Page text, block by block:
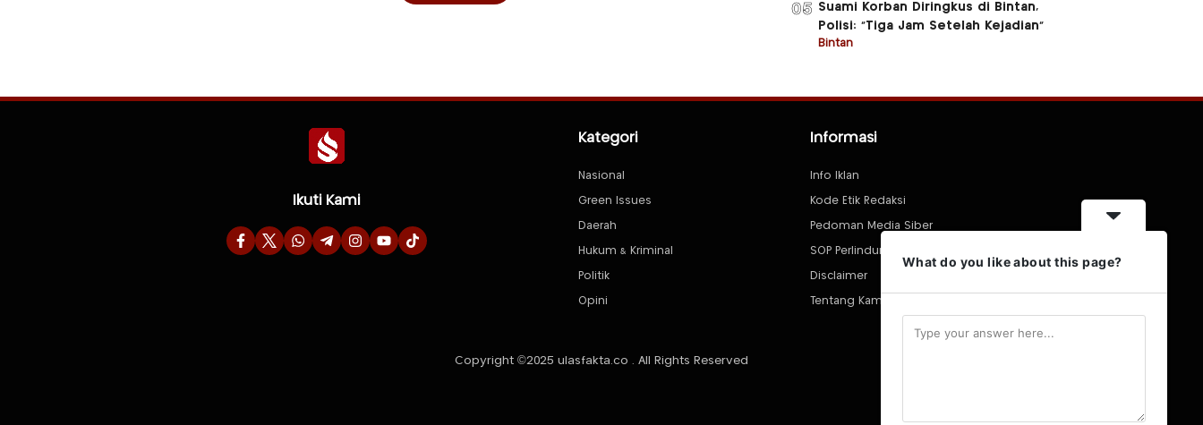
05 Suami Korban Diringkus di Bintan,
Polisi: “Tiga Jam Setelah Kejadian”
Bintan
Ikuti Kami
Kategori
Nasional
Green Issues
Daerah
Hukum & Kriminal
Politik
Opini
Informasi
Info Iklan
Kode Etik Redaksi
Pedoman Media Siber
SOP Perlindungan Wartawan
Disclaimer
Tentang Kami
Copyright ©2025 ulasfakta.co . All Rights Reserved
What do you like about this page?